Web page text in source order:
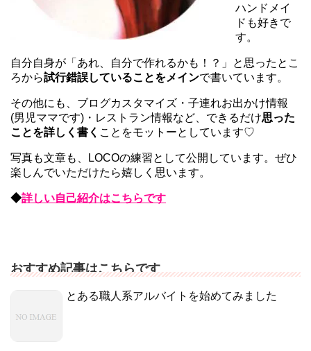
ハンドメイ
ドも好きで
す。
自分自身が「あれ、自分で作れるかも！？」と思ったとこ
ろから試行錯誤していることをメインで書いています。
その他にも、ブログカスタマイズ・子連れお出かけ情報
(男児ママです)・レストラン情報など、できるだけ思った
ことを詳しく書く ことをモットーとしています♡
写真も文章も、LOCOの練習として公開しています。ぜひ
楽しんでいただけたら嬉しく思います。
◆詳しい自己紹介はこちらです
おすすめ記事はこちらです
とある職人系アルバイトを始めてみました